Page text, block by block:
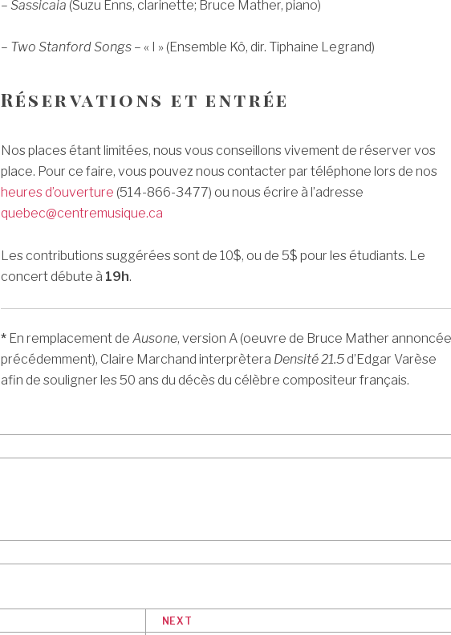
– Sassicaia (Suzu Enns, clarinette; Bruce Mather, piano)
– Two Stanford Songs– « I » (Ensemble Kô, dir. Tiphaine Legrand)
Réservations et entrée
Nos places étant limitées, nous vous conseillons vivement de réserver vos
place. Pour ce faire, vous pouvez nous contacter par téléphone lors de nos
heures d’ouverture (514-866-3477) ou nous écrire à l’adresse
quebec@centremusique.ca
Les contributions suggérées sont de 10$, ou de 5$ pour les étudiants. Le
concert débute à 19h.
*En remplacement de Ausone, version A (oeuvre de Bruce Mather annoncée
précédemment), Claire Marchand interprètera Densité 21.5d’Edgar Varèse
afin de souligner les 50 ans du décès du célèbre compositeur français.
NEXT